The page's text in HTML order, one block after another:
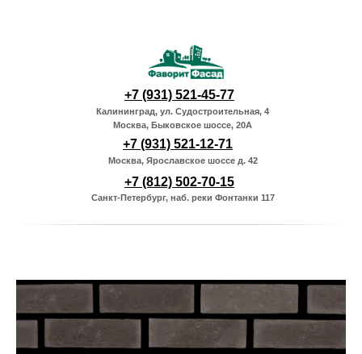
Санкт-Петербург, наб. реки Фонтанки 117
+7 (812) 502-70-15
Калининград, ул. Судостроительная, 4
Москва, Быковское шоссе, 20А
Москва, Ярославское шоссе д. 42
+7 (931) 521-12-71
+7 (931) 521-45-77